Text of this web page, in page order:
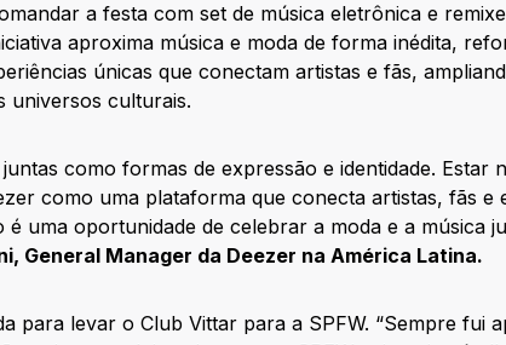
a festa com set de música eletrônica e
aproxima música e moda de forma inédita,
únicas que conectam artistas e fãs,
universos culturais.
como formas de expressão e identidade. Estar
como uma plataforma que conecta artistas, fãs e
uma oportunidade de celebrar a moda e a música
General Manager da Deezer na América Latina.
para levar o Club Vittar para a SPFW. “Sempre fui